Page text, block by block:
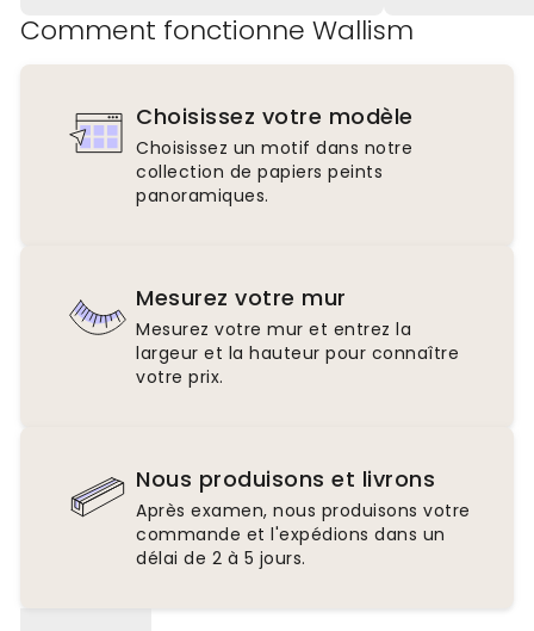
Comment fonctionne Wallism
Choisissez votre modèle
Choisissez un motif dans notre
collection de papiers peints
panoramiques.
Mesurez votre mur
Mesurez votre mur et entrez la
largeur et la hauteur pour connaître
votre prix.
Nous produisons et livrons
Après examen, nous produisons votre
commande et l'expédions dans un
délai de 2 à 5 jours.